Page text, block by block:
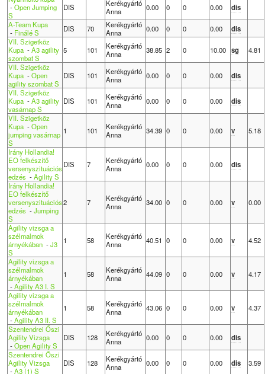
-Open Jumping
S
DIS
Kerékgyártó
Anna
0.00 0 0 0.00
dis
A-Team Kupa
- Finálé S DIS 70
Kerékgyártó
Anna
0.00 0 0 0.00
dis
VII. Szigetköz
Kupa-A3 agility
szombat S
5 101
Kerékgyártó
Anna
38.85 2 0 10.00 sg
4.81
VII. Szigetköz
Kupa-Open
agility szombat S
DIS 101
Kerékgyártó
Anna
0.00 0 0 0.00
dis
VII. Szigetköz
Kupa-A3 agility
vasárnap S
DIS 101
Kerékgyártó
Anna
0.00 0 0 0.00
dis
VII. Szigetköz
Kupa-Open
jumping vasárnap
S
1 101
Kerékgyártó
Anna
34.39 0 0 0.00 v 5.18
Irány Hollandia!
EO felkészítő
versenyszituációs
edzés-Agility S
DIS 7
Kerékgyártó
Anna
0.00 0 0 0.00 dis
Irány Hollandia!
EO felkészítő
versenyszituációs
edzés-Jumping
S
2 7
Kerékgyártó
Anna
34.00 0 0 0.00 v 0.00
Agility vizsga a
szélmalmok
árnyékában-J3
S
1 58
Kerékgyártó
Anna
40.51 0 0 0.00 v 4.52
Agility vizsga a
szélmalmok
árnyékában
-Agility A3 I. S
1 58
Kerékgyártó
Anna
44.09 0 0 0.00 v 4.17
Agility vizsga a
szélmalmok
árnyékában
-Agility A3 II. S
1 58
Kerékgyártó
Anna
43.06 0 0 0.00 v 4.37
Szentendrei Őszi
Agility Vizsga
-Open Agility S
DIS 128
Kerékgyártó
Anna
0.00 0 0 0.00
dis
Szentendrei Őszi
Agility Vizsga
-A3 (1) S
DIS 128
Kerékgyártó
Anna
0.00 0 0 0.00 dis 3.59